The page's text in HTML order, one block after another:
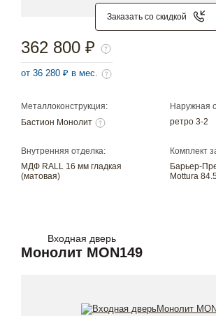
Заказать со скидкой
Металлоконструкция:
Бастион Монолит
Наружная
ретро 3-2
Внутренняя отделка:
МДФ RALL 16 мм гладкая
(матовая)
Комплект
Барьер-
Mottura
362 800 ₽
от 36 280 ₽ в мес.
Входная дверь
Монолит MON149